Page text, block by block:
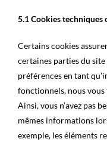
5.1 Cookies
Certains cookies
certaines parties du
préférences en tant
fonctionnels, nous
Ainsi, vous n’avez pas
mêmes informations
exemple, les éléments